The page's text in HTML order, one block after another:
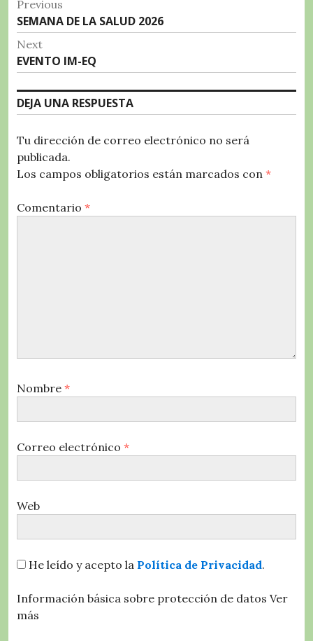
o
o
k
p
p
a
m
rt
ir
de
entradas
Previous
Previous
post:
SEMANA DE LA SALUD 2026
Next
Next
post:
EVENTO IM-EQ
DEJA UNA RESPUESTA
Tu dirección de correo electrónico no será
publicada.
Los campos obligatorios están marcados con *
Comentario *
Nombre *
Correo electrónico *
Web
He leído y acepto la Política de Privacidad.
Información básica sobre protección de datos Ver
más